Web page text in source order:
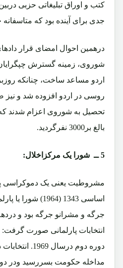
کتب و اوراق تبلیغاتی حزبی
جدی برای آینده بود که
درهمین احوال امضای قرار
شوروی، زمینه گسترش
اردو مساعد ساخت، چنانکه
روسی در اردو افزوده شد و
تحصیل به شوروی اعزام شدند
بالغ بر3000 نفرگردید.
5 ــ شورا یک مرکزاخلال:
مشروطیت یعنی یک دموکراسی
اساسی 1343 (1964)
جرگه و مشرانو جرگه بود و
دوره دوم درسال
مداخله حکومت بسررسید ودر